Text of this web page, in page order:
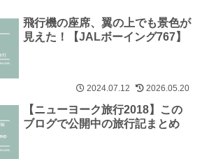
飛行機の座席、翼の上でも景色が
見えた！【JALボーイング767】
2024.07.12 2026.05.20
【ニューヨーク旅行2018】この
ブログで公開中の旅行記まとめ